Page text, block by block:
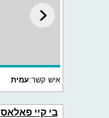
איש קשר:עמית
בי קיי פאלאס